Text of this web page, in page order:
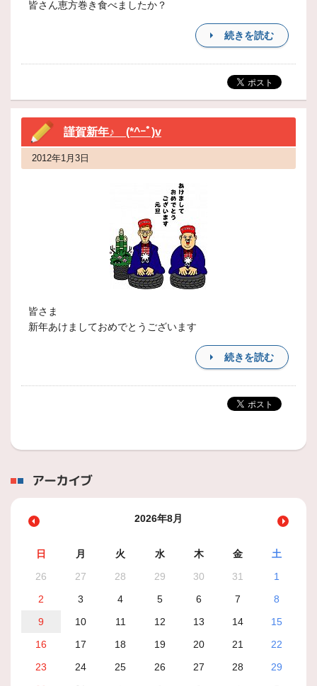
皆さん恵方巻き食べましたか？
続きを読む
謹賀新年♪ (*^ｰﾟ)v
2012年1月3日
皆さま
新年あけましておめでとうございます
続きを読む
アーカイブ
2026年8月
日 月 火 水 木 金
土
26
27 28 29 30 31
1
2
3 4 5 6 7
8
9
10 11 12 13 14
15
16
17 18 19 20 21
22
23
24 25 26 27 28
29